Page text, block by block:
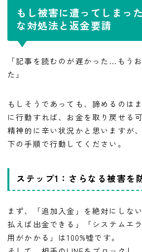
もし被害に遭ってしまっ
な対処法と返金要請
「記事を読むのが遅かった…もう
た」
もしそうであっても、諦めるのは
に行動すれば、お金を取り戻せる
精神的に辛い状況かと思いますが
下の手順で行動してください。
ステップ1：さらなる被害を
まず、「追加入金」を絶対にしな
払えば出金できる」「システムエ
用がかかる」は100%嘘です。
LINE追加して副業の相談をする
副業の専門家みさきと友